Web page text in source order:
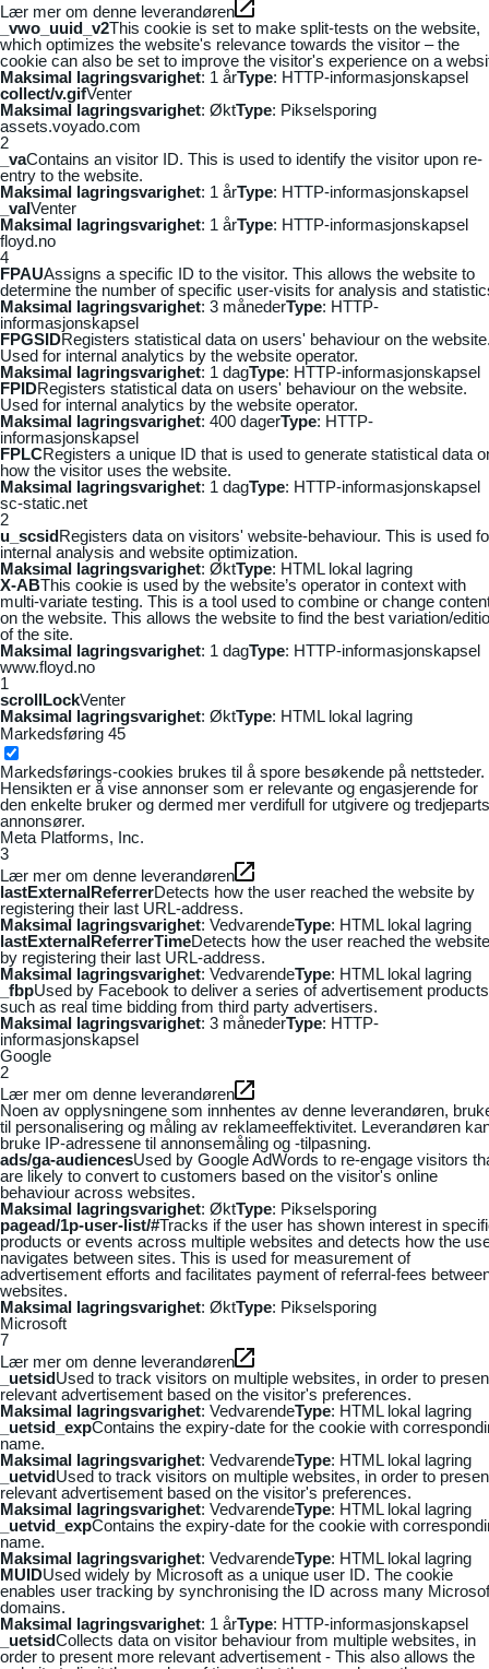
Lær mer om denne leverandøren
_vwo_uuid_v2This cookie is set to make split-tests on the website,
which optimizes the website's relevance towards the visitor – the
cookie can also be set to improve the visitor's experience on a
Maksimal lagringsvarighet: 1 årType: HTTP-informasjonskapsel
collect/v.gifVenter
Maksimal lagringsvarighet: ØktType: Pikselsporing
assets.voyado.com
2
_vaContains an visitor ID. This is used to identify the visitor upon re-
entry to the website.
Maksimal lagringsvarighet: 1 årType: HTTP-informasjonskapsel
_vaIVenter
Maksimal lagringsvarighet: 1 årType: HTTP-informasjonskapsel
floyd.no
4
FPAUAssigns a specific ID to the visitor. This allows the website to
determine the number of specific user-visits for analysis and
Maksimal lagringsvarighet: 3 månederType: HTTP-
informasjonskapsel
FPGSIDRegisters statistical data on users' behaviour on the
Used for internal analytics by the website operator.
Maksimal lagringsvarighet: 1 dagType: HTTP-informasjonskapsel
FPIDRegisters statistical data on users' behaviour on the website.
Used for internal analytics by the website operator.
Maksimal lagringsvarighet: 400 dagerType: HTTP-
informasjonskapsel
FPLCRegisters a unique ID that is used to generate statistical data
how the visitor uses the website.
Maksimal lagringsvarighet: 1 dagType: HTTP-informasjonskapsel
sc-static.net
2
u_scsidRegisters data on visitors' website-behaviour. This is used
internal analysis and website optimization.
Maksimal lagringsvarighet: ØktType: HTML lokal lagring
X-ABThis cookie is used by the website’s operator in context with
multi-variate testing. This is a tool used to combine or change
on the website. This allows the website to find the best variation/
of the site.
Maksimal lagringsvarighet: 1 dagType: HTTP-informasjonskapsel
www.floyd.no
1
scrollLockVenter
Maksimal lagringsvarighet: ØktType: HTML lokal lagring
Markedsføring 45
Markedsførings-cookies brukes til å spore besøkende på nettsteder.
Hensikten er å vise annonser som er relevante og engasjerende for
den enkelte bruker og dermed mer verdifull for utgivere og tredjeparts
annonsører.
Meta Platforms, Inc.
3
Lær mer om denne leverandøren
lastExternalReferrerDetects how the user reached the website by
registering their last URL-address.
Maksimal lagringsvarighet: VedvarendeType: HTML lokal lagring
lastExternalReferrerTimeDetects how the user reached the website
by registering their last URL-address.
Maksimal lagringsvarighet: VedvarendeType: HTML lokal lagring
_fbpUsed by Facebook to deliver a series of advertisement products
such as real time bidding from third party advertisers.
Maksimal lagringsvarighet: 3 månederType: HTTP-
informasjonskapsel
Google
2
Lær mer om denne leverandøren
Noen av opplysningene som innhentes av denne leverandøren,
til personalisering og måling av reklameeffektivitet. Leverandøren
bruke IP-adressene til annonsemåling og -tilpasning.
ads/ga-audiencesUsed by Google AdWords to re-engage visitors
are likely to convert to customers based on the visitor's online
behaviour across websites.
Maksimal lagringsvarighet: ØktType: Pikselsporing
pagead/1p-user-list/#Tracks if the user has shown interest in
products or events across multiple websites and detects how the
navigates between sites. This is used for measurement of
advertisement efforts and facilitates payment of referral-fees
websites.
Maksimal lagringsvarighet: ØktType: Pikselsporing
Microsoft
7
Lær mer om denne leverandøren
_uetsidUsed to track visitors on multiple websites, in order to
relevant advertisement based on the visitor's preferences.
Maksimal lagringsvarighet: VedvarendeType: HTML lokal lagring
_uetsid_expContains the expiry-date for the cookie with
name.
Maksimal lagringsvarighet: VedvarendeType: HTML lokal lagring
_uetvidUsed to track visitors on multiple websites, in order to
relevant advertisement based on the visitor's preferences.
Maksimal lagringsvarighet: VedvarendeType: HTML lokal lagring
_uetvid_expContains the expiry-date for the cookie with
name.
Maksimal lagringsvarighet: VedvarendeType: HTML lokal lagring
MUIDUsed widely by Microsoft as a unique user ID. The cookie
enables user tracking by synchronising the ID across many
domains.
Maksimal lagringsvarighet: 1 årType: HTTP-informasjonskapsel
_uetsidCollects data on visitor behaviour from multiple websites, in
order to present more relevant advertisement - This also allows the